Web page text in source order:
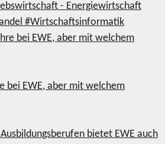
- Energiewirtschaft
#Wirtschaftsinformatik
bei EWE, aber mit welchem
bietet EWE auch